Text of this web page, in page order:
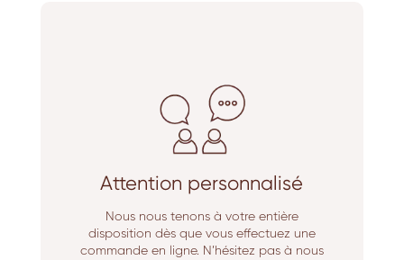
Attention personnalisé
Nous nous tenons à votre entière
disposition dès que vous effectuez une
commande en ligne. N’hésitez pas à nous